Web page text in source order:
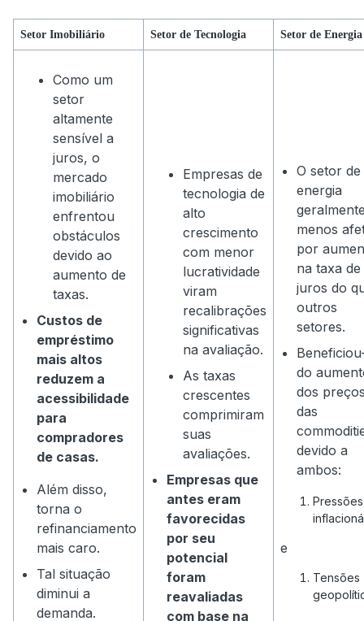
Setor Imobiliário Setor de Tecnologia Setor de Energia
Como um
setor
altamente
sensível a
juros, o
mercado
imobiliário
enfrentou
obstáculos
devido ao
aumento de
taxas.
Custos de
empréstimo
mais altos
reduzem a
acessibilidade
para
compradores
de casas.
Além disso,
torna o
refinanciamento
mais caro.
Tal situação
diminui a
demanda.
Empresas de
tecnologia de
alto
crescimento
com menor
lucratividade
viram
recalibrações
significativas
na avaliação.
As taxas
crescentes
comprimiram
suas
avaliações.
Empresas que
antes eram
favorecidas
por seu
potencial
foram
reavaliadas
com base na
O setor de
energia
menos
por
na taxa de
juros do
outros
setores.
do
dos
das
devido a
ambos:
Pressões
e
Tensões